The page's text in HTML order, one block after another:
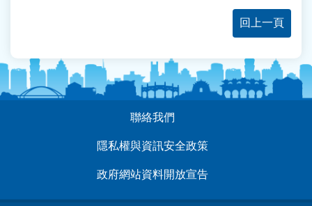
回上一頁
聯絡我們
隱私權與資訊安全政策
政府網站資料開放宣告